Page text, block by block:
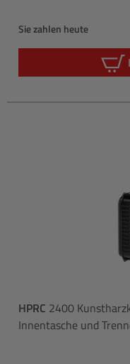
Sie zahlen heute
HPRC 2400
Innentasche und